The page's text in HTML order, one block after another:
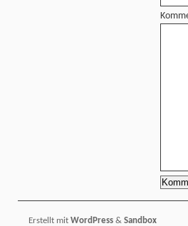
Erstellt mit WordPress & Sandbox